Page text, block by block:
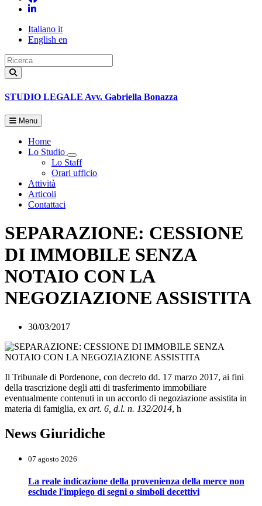
Italiano it
English en
STUDIO LEGALE Avv. Gabriella Bonazza
Menu
Home
Lo Studio
Toggle Dropdown
Lo Staff
Orari ufficio
Attività
Articoli
Contattaci
SEPARAZIONE: CESSIONE
DI IMMOBILE SENZA
NOTAIO CON LA
NEGOZIAZIONE ASSISTITA
30/03/2017
Il Tribunale di Pordenone, con decreto dd. 17 marzo 2017, ai fini
della trascrizione degli atti di trasferimento immobiliare
eventualmente contenuti in un accordo di negoziazione assistita in
materia di famiglia, ex art. 6, d.l. n. 132/2014, h
News Giuridiche
07 agosto 2026
La reale indicazione della provenienza della merce non
esclude l'impiego di segni o simboli decettivi